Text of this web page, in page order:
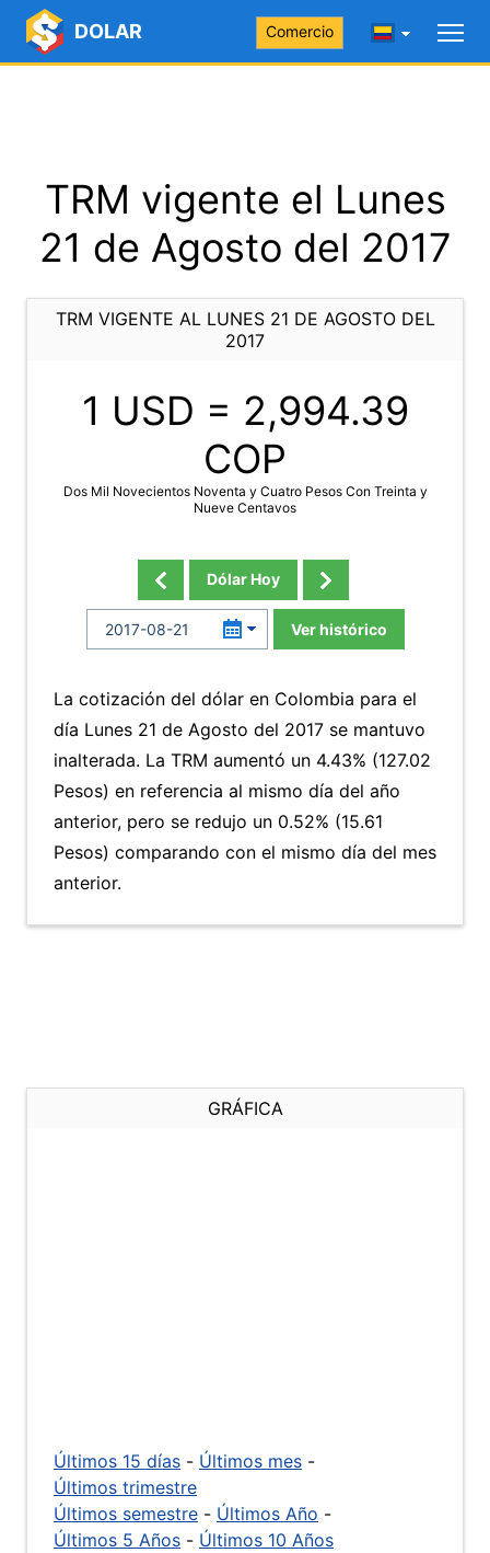
DOLAR Comercio
TRM vigente el Lunes
21 de Agosto del 2017
TRM VIGENTE AL LUNES 21 DE AGOSTO DEL
2017
1 USD = 2,994.39
COP
Dos Mil Novecientos Noventa y Cuatro Pesos Con Treinta y
Nueve Centavos
Dólar Hoy
Ver histórico
La cotización del dólar en Colombia para el
día Lunes 21 de Agosto del 2017 se mantuvo
inalterada. La TRM aumentó un 4.43% (127.02
Pesos) en referencia al mismo día del año
anterior, pero se redujo un 0.52% (15.61
Pesos) comparando con el mismo día del mes
anterior.
GRÁFICA
Últimos 15 días - Últimos mes -
Últimos trimestre
Últimos semestre - Últimos Año -
Últimos 5 Años - Últimos 10 Años